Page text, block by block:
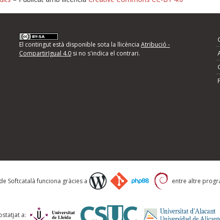
d'errors
següents i descriviu quina és la millora que
El contingut està disponible sota la llicència Atribució -
CompartirIgual 4.0si no s'indica el contrari.
Softcatalà funciona gràcies a entre altre
a: